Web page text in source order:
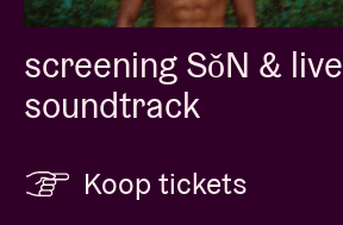
screening SǒN & live
soundtrack
Koop tickets